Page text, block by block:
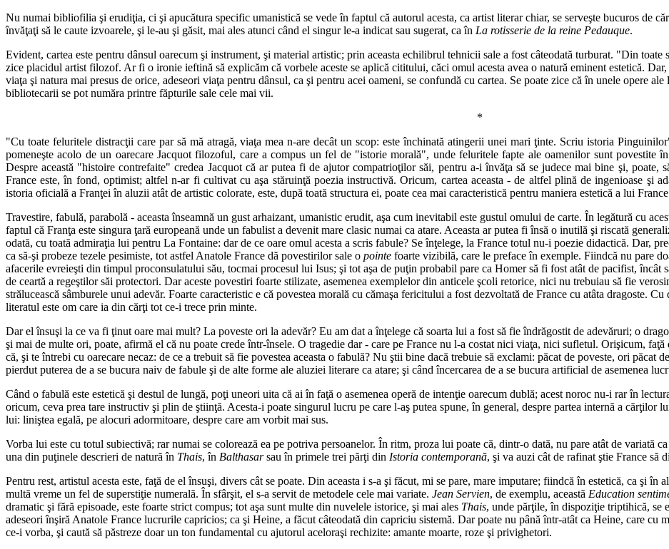
Nu numai bibliofilia şi erudiţia, ci şi apucătura specific umanistică se vede în faptul că autorul acesta, ca artist literar chiar, se serveşte bucuros de
învăţaţi să le caute izvoarele, şi le-au şi găsit, mai ales atunci când el singur le-a indicat sau sugerat, ca în La rotisserie de la reine Pedauque.
Evident, cartea este pentru dânsul oarecum şi instrument, şi material artistic; prin aceasta echilibrul tehnicii sale a fost câteodată turburat. "Din
zice placidul artist filozof. Ar fi o ironie ieftină să explicăm că vorbele aceste se aplică cititului, căci omul acesta avea o natură eminent estetică.
viaţa şi natura mai presus de orice, adeseori viaţa pentru dânsul, ca şi pentru acei oameni, se confundă cu cartea. Se poate zice că în unele opere
bibliotecarii se pot număra printre făpturile sale cele mai vii.
*
"Cu toate feluritele distracţii care par să mă atragă, viaţa mea n-are decât un scop: este închinată atingerii unei mari ţinte. Scriu istoria
pomeneşte acolo de un oarecare Jacquot filozoful, care a compus un fel de "istorie morală", unde feluritele fapte ale oamenilor sunt povestite
Despre această "histoire contrefaite" credea Jacquot că ar putea fi de ajutor compatrioţilor săi, pentru a-i învăţa să se judece mai bine şi, poate,
France este, în fond, optimist; altfel n-ar fi cultivat cu aşa stăruinţă poezia instructivă. Oricum, cartea aceasta - de altfel plină de ingenioase şi
istoria oficială a Franţei în aluzii atât de artistic colorate, este, după toată structura ei, poate cea mai caracteristică pentru maniera estetică a lui
Travestire, fabulă, parabolă - aceasta înseamnă un gust arhaizant, umanistic erudit, aşa cum inevitabil este gustul omului de carte. În legătură cu
faptul că Franţa este singura ţară europeană unde un fabulist a devenit mare clasic numai ca atare. Aceasta ar putea fi însă o inutilă şi riscată
odată, cu toată admiraţia lui pentru La Fontaine: dar de ce oare omul acesta a scris fabule? Se înţelege, la France totul nu-i poezie didactică. Dar,
ca să-şi probeze tezele pesimiste, tot astfel Anatole France dă povestirilor sale o pointe foarte vizibilă, care le preface în exemple. Fiindcă nu pare
afacerile evreieşti din timpul proconsulatului său, tocmai procesul lui Isus; şi tot aşa de puţin probabil pare ca Homer să fi fost atât de pacifist, încât
de ceartă a regeştilor săi protectori. Dar aceste povestiri foarte stilizate, asemenea exemplelor din anticele şcoli retorice, nici nu trebuiau să fie
strălucească sâmburele unui adevăr. Foarte caracteristic e că povestea morală cu cămaşa fericitului a fost dezvoltată de France cu atâta dragoste.
literatul este om care ia din cărţi tot ce-i trece prin minte.
Dar el însuşi la ce va fi ţinut oare mai mult? La poveste ori la adevăr? Eu am dat a înţelege că soarta lui a fost să fie îndrăgostit de adevăruri; o
şi mai de multe ori, poate, afirmă el că nu poate crede într-însele. O tragedie dar - care pe France nu l-a costat nici viaţa, nici sufletul. Orişicum, faţă
că, şi te întrebi cu oarecare necaz: de ce a trebuit să fie povestea aceasta o fabulă? Nu ştii bine dacă trebuie să exclami: păcat de poveste, ori păcat
pierdut puterea de a se bucura naiv de fabule şi de alte forme ale aluziei literare ca atare; şi când încercarea de a se bucura artificial de asemenea
Când o fabulă este estetică şi destul de lungă, poţi uneori uita că ai în faţă o asemenea operă de intenţie oarecum dublă; acest noroc nu-i rar în
oricum, ceva prea tare instructiv şi plin de ştiinţă. Acesta-i poate singurul lucru pe care l-aş putea spune, în general, despre partea internă a cărţilor
lui: liniştea egală, pe alocuri adormitoare, despre care am vorbit mai sus.
Vorba lui este cu totul subiectivă; rar numai se colorează ea pe potriva persoanelor. În ritm, proza lui poate că, dintr-o dată, nu pare atât de variată
una din puţinele descrieri de natură în Thais, în Balthasarsau în primele trei părţi din Istoria contemporană, şi va auzi cât de rafinat ştie France să
Pentru rest, artistul acesta este, faţă de el însuşi, divers cât se poate. Din aceasta i s-a şi făcut, mi se pare, mare imputare; fiindcă în estetică, ca şi în
multă vreme un fel de superstiţie numerală. În sfârşit, el s-a servit de metodele cele mai variate. Jean Servien, de exemplu, această Education
dramatic şi fără episoade, este foarte strict compus; tot aşa sunt multe din nuvelele istorice, şi mai ales Thais, unde părţile, în dispoziţie triptihică, se
adeseori înşiră Anatole France lucrurile capricios; ca şi Heine, a făcut câteodată din capriciu sistemă. Dar poate nu până într-atât ca Heine, care cu
ce-i vorba, şi caută să păstreze doar un ton fundamental cu ajutorul aceloraşi rechizite: amante moarte, roze şi privighetori.